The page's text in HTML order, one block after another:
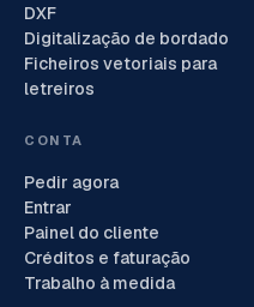
DXF
Digitalização de bordado
Ficheiros vetoriais para
letreiros
CONTA
Pedir agora
Entrar
Painel do cliente
Créditos e faturação
Trabalho à medida